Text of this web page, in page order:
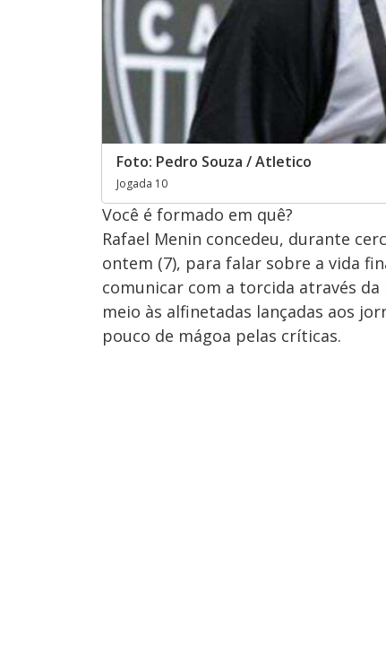
Foto: Pedro Souza / Atletico
Jogada 10
Você é formado em quê?
Rafael Menin concedeu, durante
ontem (7), para falar sobre a vida
comunicar com a torcida através
meio às alfinetadas lançadas aos
pouco de mágoa pelas críticas.